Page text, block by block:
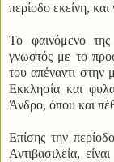
περίοδο εκείνη,
Το φαινόμενο
γνωστός με το
του απέναντι στην
Εκκλησία και
Άνδρο, όπου και
Επίσης την
Αντιβασιλεία,